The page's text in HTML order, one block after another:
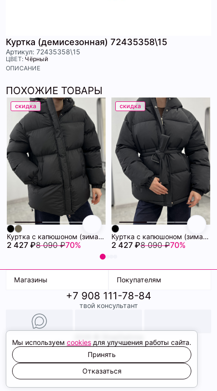
Куртка (демисезонная) 72435358\15
Артикул: 72435358\15
ЦВЕТ: Чёрный
ОПИСАНИЕ
ПОХОЖИЕ ТОВАРЫ
скидка
Куртка с капюшоном (зима) 72460880\15
2 427 ₽8 090 ₽70%
скидка
Куртка с капюшоном (зима) 72460878\15
2 427 ₽8 090 ₽70%
Магазины
ТК Терминал
ТРК Континент
Покупателям
Доставка
Условия оплаты
Образы
+7 908 111-78-84
твой консультант
Политика конфиденциальности
Соглашение cookie
Сайт создали
Мы используем cookies для улучшения работы сайта.
Принять
Отказаться